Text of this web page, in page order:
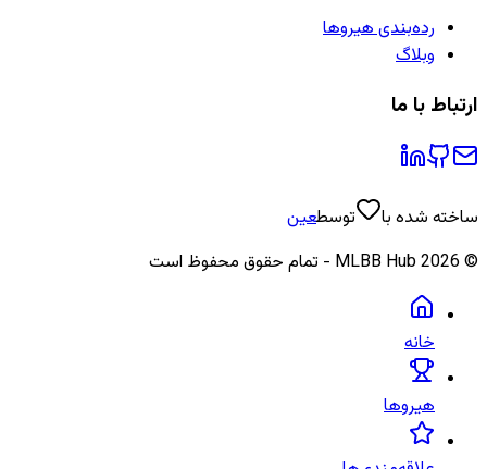
رده‌بندی هیروها
وبلاگ
ارتباط با ما
ساخته شده با توسطعین
©
2026
خانه
هیروها